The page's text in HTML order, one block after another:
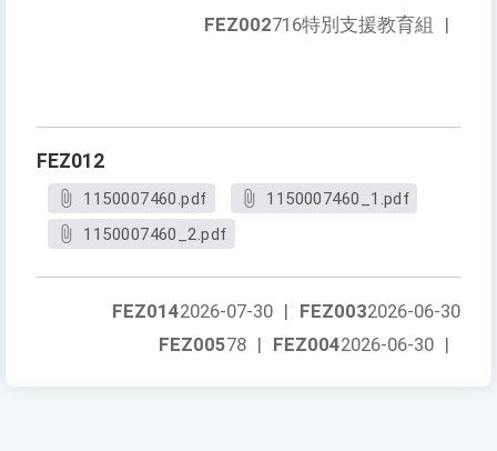
FEZ002716特別支援教育組 |
FEZ012
1150007460.pdf
1150007460_1.pdf
1150007460_2.pdf
FEZ0032026-06-30
FEZ0142026-07-30 |
FEZ0042026-06-30 |
FEZ00578 |